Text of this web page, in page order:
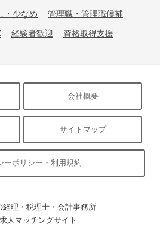
・少なめ 管理職・管理職候補
経験者歓迎 資格取得支援
会社概要
サイトマップ
ーポリシー・利用規約
経理・税理士・会計事務所
人マッチングサイト